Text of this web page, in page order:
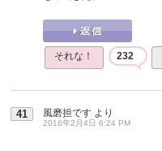
それな！ 232
41 風磨担です より
2016年2月4日 6:24 PM